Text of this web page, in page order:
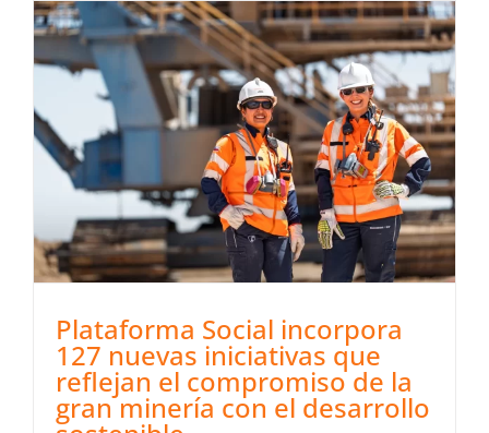
Plataforma Social incorpora
127 nuevas iniciativas que
reflejan el compromiso de la
gran minería con el desarrollo